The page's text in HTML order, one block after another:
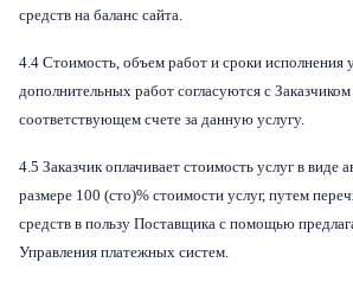
средств на баланс сайта.
4.4 Стоимость, объем работ и сроки исполнения
дополнительных работ согласуются с
соответствующем счете за данную услугу.
4.5 Заказчик оплачивает стоимость услуг в виде
размере 100 (сто)% стоимости услуг, путем
средств в пользу Поставщика с помощью
Управления платежных систем.